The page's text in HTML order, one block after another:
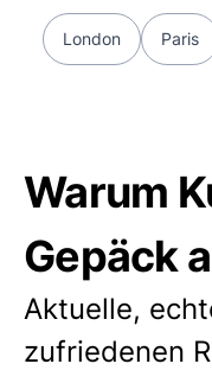
London Paris
Warum
Gepäck
Aktuelle,
zufriedenen